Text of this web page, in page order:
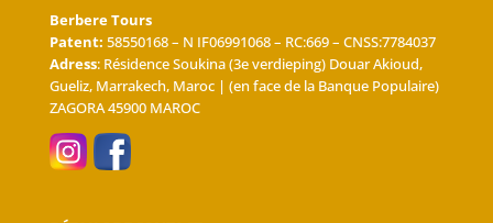
Berbere Tours
Patent: 58550168 – N IF06991068 – RC:669 – CNSS:7784037
Adress: Résidence Soukina (3e verdieping) Douar Akioud,
Gueliz, Marrakech, Maroc | (en face de la Banque Populaire)
ZAGORA 45900 MAROC